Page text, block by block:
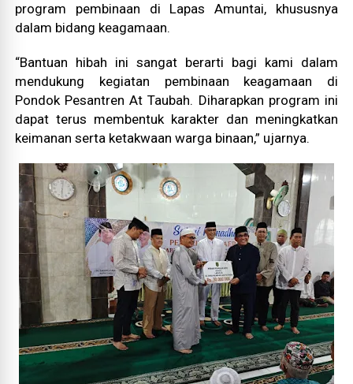
program pembinaan di Lapas Amuntai, khususnya
dalam bidang keagamaan.
“Bantuan hibah ini sangat berarti bagi kami dalam
mendukung kegiatan pembinaan keagamaan di
Pondok Pesantren At Taubah. Diharapkan program ini
dapat terus membentuk karakter dan meningkatkan
keimanan serta ketakwaan warga binaan,” ujarnya.